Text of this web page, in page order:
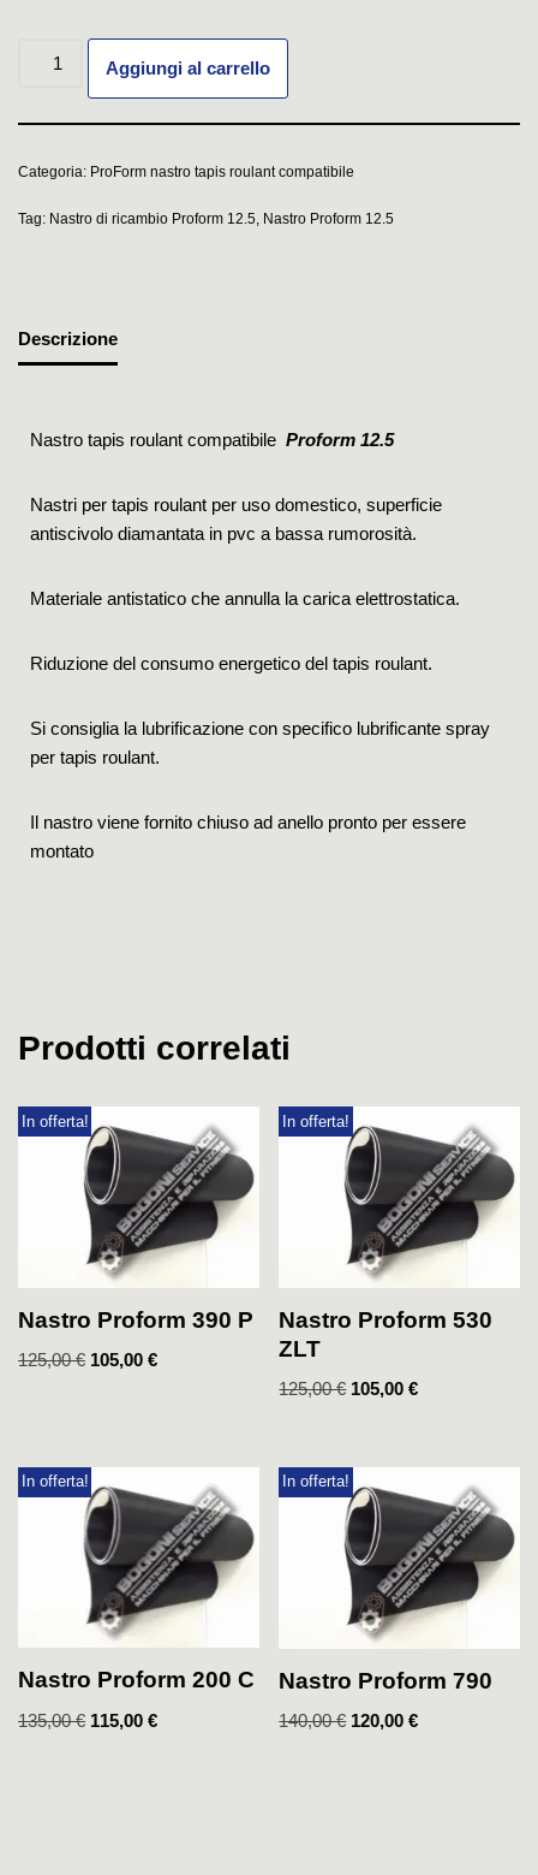
Aggiungi al carrello
Categoria: ProForm nastro tapis roulant compatibile
Tag: Nastro di ricambio Proform 12.5, Nastro Proform 12.5
Descrizione
Nastro tapis roulant compatibile Proform 12.5
Nastri per tapis roulant per uso domestico, superficie
antiscivolo diamantata in pvc a bassa rumorosità.
Materiale antistatico che annulla la carica elettrostatica.
Riduzione del consumo energetico del tapis roulant.
Si consiglia la lubrificazione con specifico lubrificante spray
per tapis roulant.
Il nastro viene fornito chiuso ad anello pronto per essere
montato
Prodotti correlati
In offerta!
Nastro Proform 390 P
125,00€ 105,00 €
In offerta!
Nastro Proform 530
ZLT
125,00€ 105,00€
In offerta!
Nastro Proform 200 C
135,00€ 115,00 €
In offerta!
Nastro Proform 790
140,00€ 120,00€